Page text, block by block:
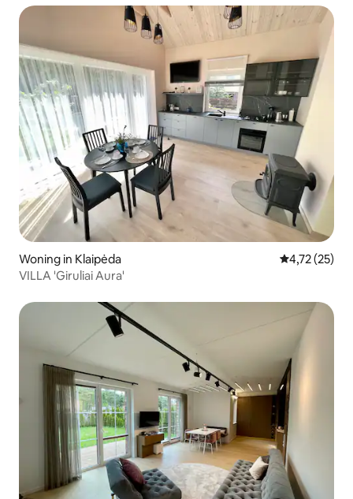
Woning in Klaipėda Gemiddelde
4,72 (25)
VILLA 'Giruliai Aura'